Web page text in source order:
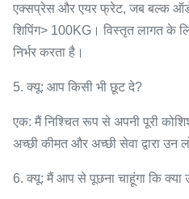
एक्सप्रेस और एयर फ्रेट, जब बल्क
शिपिंग> 100KG। विस्तृत लागत के
निर्भर करता है।
5. क्यू: आप किसी भी छूट दे?
एक: मैं निश्चित रूप से अपनी पूरी
अच्छी कीमत और अच्छी सेवा द्वारा उन
6. क्यू: मैं आप से पूछना चाहूंगा कि क्या